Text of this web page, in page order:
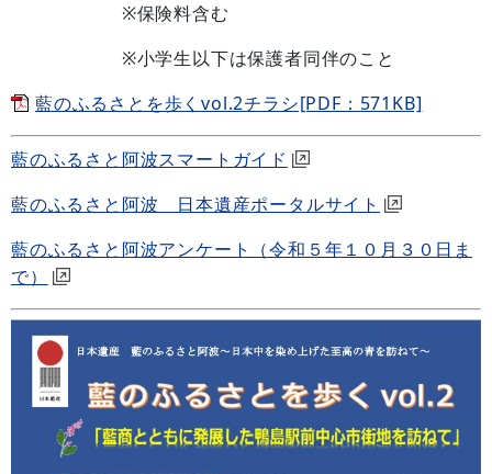
※保険料含む
※小学生以下は保護者同伴のこと
藍のふるさとを歩くvol.2チラシ[PDF：571KB]
藍のふるさと阿波スマートガイド
藍のふるさと阿波 日本遺産ポータルサイト
藍のふるさと阿波アンケート（令和５年１０月３０日ま
で）